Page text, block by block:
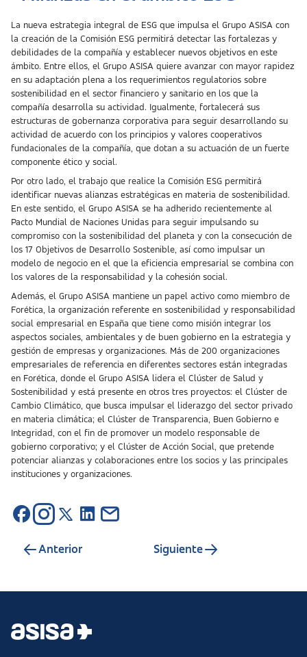
La nueva estrategia integral de ESG que impulsa el Grupo ASISA con
la creación de la Comisión ESG permitirá detectar las fortalezas y
debilidades de la compañía y establecer nuevos objetivos en este
ámbito. Entre ellos, el Grupo ASISA quiere avanzar con mayor rapidez
en su adaptación plena a los requerimientos regulatorios sobre
sostenibilidad en el sector financiero y sanitario en los que la
compañía desarrolla su actividad. Igualmente, fortalecerá sus
estructuras de gobernanza corporativa para seguir desarrollando su
actividad de acuerdo con los principios y valores cooperativos
fundacionales de la compañía, que dotan a su actuación de un fuerte
componente ético y social.
Por otro lado, el trabajo que realice la Comisión ESG permitirá
identificar nuevas alianzas estratégicas en materia de sostenibilidad.
En este sentido, el Grupo ASISA se ha adherido recientemente al
Pacto Mundial de Naciones Unidas para seguir impulsando su
compromiso con la sostenibilidad del planeta y con la consecución de
los 17 Objetivos de Desarrollo Sostenible, así como impulsar un
modelo de negocio en el que la eficiencia empresarial se combina con
los valores de la responsabilidad y la cohesión social.
Además, el Grupo ASISA mantiene un papel activo como miembro de
Forética, la organización referente en sostenibilidad y responsabilidad
social empresarial en España que tiene como misión integrar los
aspectos sociales, ambientales y de buen gobierno en la estrategia y
gestión de empresas y organizaciones. Más de 200 organizaciones
empresariales de referencia en diferentes sectores están integradas
en Forética, donde el Grupo ASISA lidera el Clúster de Salud y
Sostenibilidad y está presente en otros tres proyectos: el Clúster de
Cambio Climático, que busca impulsar el liderazgo del sector privado
en materia climática; el Clúster de Transparencia, Buen Gobierno e
Integridad, con el fin de promover un modelo responsable de
gobierno corporativo; y el Clúster de Acción Social, que pretende
potenciar alianzas y colaboraciones entre los socios y las principales
instituciones y organizaciones.
Anterior Siguiente